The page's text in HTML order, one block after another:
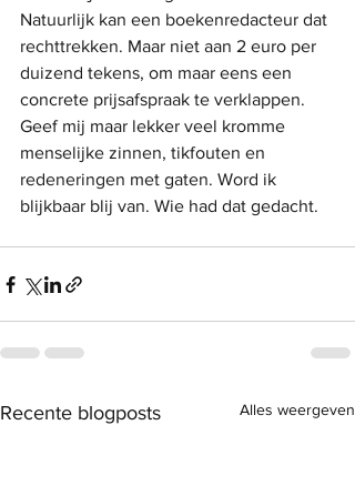
Natuurlijk kan een boekenredacteur dat
rechttrekken. Maar niet aan 2 euro per
duizend tekens, om maar eens een
concrete prijsafspraak te verklappen.
Geef mij maar lekker veel kromme
menselijke zinnen, tikfouten en
redeneringen met gaten. Word ik
blijkbaar blij van. Wie had dat gedacht.
Recente blogposts Alles weergeven